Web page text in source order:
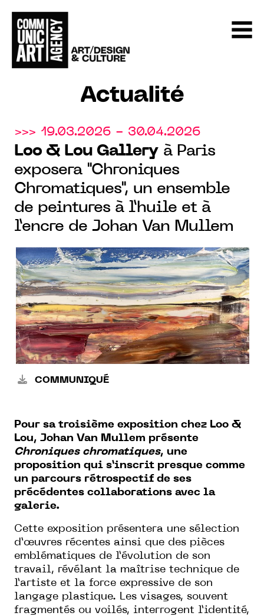
Actualité
>>> 19.03.2026 - 30.04.2026
Loo & Lou Gallery à Paris
exposera "Chroniques
Chromatiques", un ensemble
de peintures à l’huile et à
l’encre de Johan Van Mullem
COMMUNIQUÉ
Pour sa troisième exposition chez Loo &
Lou, Johan Van Mullem présente
Chroniques chromatiques, une
proposition qui s’inscrit presque comme
un parcours rétrospectif de ses
précédentes collaborations avec la
galerie.
Cette exposition présentera une sélection
d’œuvres récentes ainsi que des pièces
emblématiques de l’évolution de son
travail, révélant la maîtrise technique de
l’artiste et la force expressive de son
langage plastique. Les visages, souvent
fragmentés ou voilés, interrogent l’identité,